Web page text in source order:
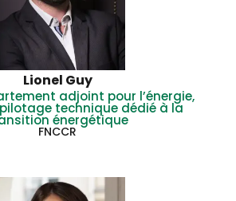
Lionel Guy
adjoint pour l’énergie,
technique dédié à la
énergétique
FNCCR